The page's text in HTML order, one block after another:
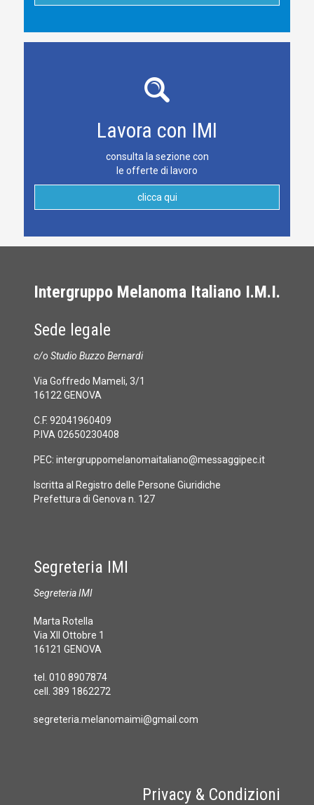
Lavora con IMI
consulta la sezione con
le offerte di lavoro
clicca qui
Intergruppo Melanoma Italiano I.M.I.
Sede legale
c/o Studio Buzzo Bernardi
Via Goffredo Mameli, 3/1
16122 GENOVA
C.F. 92041960409
P.IVA 02650230408
PEC: intergruppomelanomaitaliano@messaggipec.it
Iscritta al Registro delle Persone Giuridiche
Prefettura di Genova n. 127
Segreteria IMI
Segreteria IMI
Marta Rotella
Via XII Ottobre 1
16121 GENOVA
tel. 010 8907874
cell. 389 1862272
segreteria.melanomaimi@gmail.com
Privacy & Condizioni